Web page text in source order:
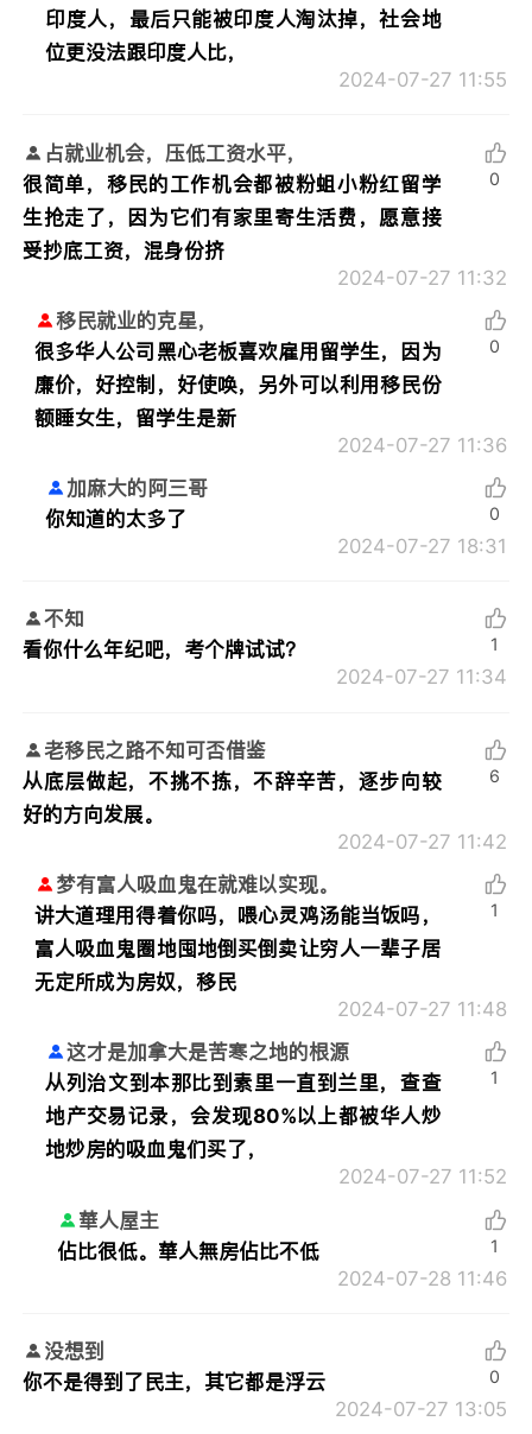
印度人，最后只能被印度人淘汰掉，社会地
位更没法跟印度人比，
2024-07-27 11:55
占就业机会，压低工资水平，
很简单，移民的工作机会都被粉蛆小粉红留学
生抢走了，因为它们有家里寄生活费，愿意接
受抄底工资，混身份挤
2024-07-27 11:32
0
移民就业的克星，
很多华人公司黑心老板喜欢雇用留学生，因为
廉价，好控制，好使唤，另外可以利用移民份
额睡女生，留学生是新
2024-07-27 11:36
0
加麻大的阿三哥
你知道的太多了
2024-07-27 18:31
0
不知
看你什么年纪吧，考个牌试试？
2024-07-27 11:34
1
老移民之路不知可否借鉴
从底层做起，不挑不拣，不辞辛苦，逐步向较
好的方向发展。
2024-07-27 11:42
6
梦有富人吸血鬼在就难以实现。
讲大道理用得着你吗，喂心灵鸡汤能当饭吗，
富人吸血鬼圈地囤地倒买倒卖让穷人一辈子居
无定所成为房奴，移民
2024-07-27 11:48
1
这才是加拿大是苦寒之地的根源
从列治文到本那比到素里一直到兰里，查查
地产交易记录，会发现80%以上都被华人炒
地炒房的吸血鬼们买了，
2024-07-27 11:52
1
華人屋主
佔比很低。華人無房佔比不低
2024-07-28 11:46
1
没想到
你不是得到了民主，其它都是浮云
2024-07-27 13:05
0